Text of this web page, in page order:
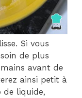
Si vous
de plus
avant de
ainsi petit à
de liquide,